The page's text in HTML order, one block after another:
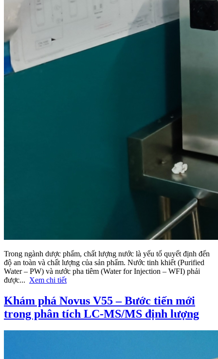
Trong ngành dược phẩm, chất lượng nước là yếu tố quyết định đến
độ an toàn và chất lượng của sản phẩm. Nước tinh khiết (Purified
Water – PW) và nước pha tiêm (Water for Injection – WFI) phải
được... Xem chi tiết
Khám phá Novus V55 – Bước tiến mới
trong phân tích LC-MS/MS định lượng